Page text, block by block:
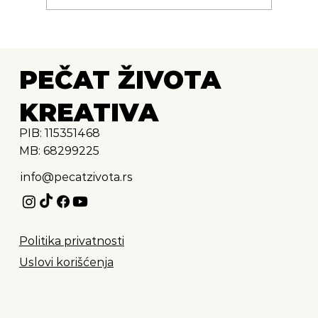
PEČAT ŽIVOTA
KREATIVA
PIB: 115351468
MB: 68299225
info@pecatzivota.rs
Politika privatnosti
Uslovi korišćenja